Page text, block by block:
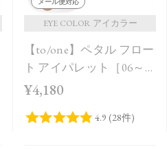
EYE COLOR アイカラー
【to/one】ペタル フロー
ト アイパレット［06～
08］
¥4,180